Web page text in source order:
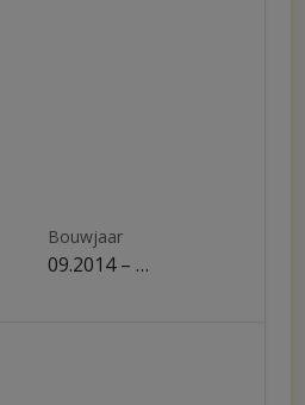
Bouwjaar
09.2014 – …